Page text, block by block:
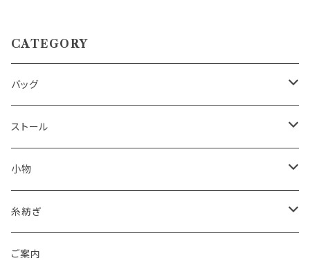
CATEGORY
バッグ
ハンドバッグ
ショルダーバッグ
ポシェット
トートバッグ
ストール
男性用
女性用
小物
テーブルセンター
ランチョンマット
糸紡ぎ
スピンドル（糸紡ぎ機）
ご案内